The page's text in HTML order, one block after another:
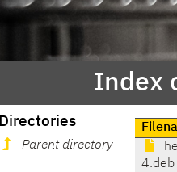
Index
Directories
Parent directory
4.deb